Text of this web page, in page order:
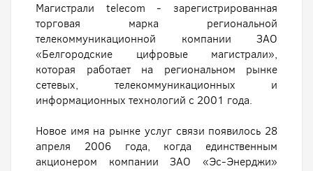
Магистрали telecom - зарегистрированная
торговая марка региональной
телекоммуникационной компании ЗАО
«Белгородские цифровые магистрали»,
которая работает на региональном рынке
сетевых, телекоммуникационных и
информационных технологий с 2001 года.
Новое имя на рынке услуг связи появилось 28
апреля 2006 года, когда единственным
акционером компании ЗАО «Эс-Энерджи»